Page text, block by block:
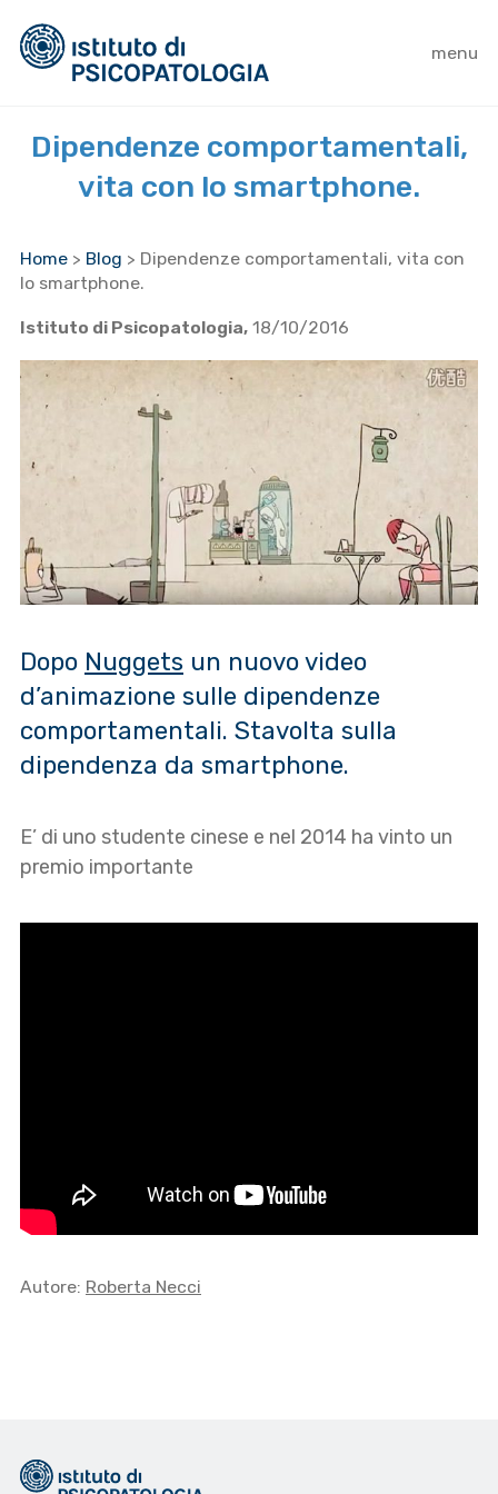
menu
Dipendenze comportamentali,
vita con lo smartphone.
Home > Blog > Dipendenze comportamentali, vita con
lo smartphone.
Istituto di Psicopatologia, 18/10/2016
Dopo Nuggets un nuovo video
d’animazione sulle dipendenze
comportamentali. Stavolta sulla
dipendenza da smartphone.
E’ di uno studente cinese e nel 2014 ha vinto un
premio importante
Autore: Roberta Necci